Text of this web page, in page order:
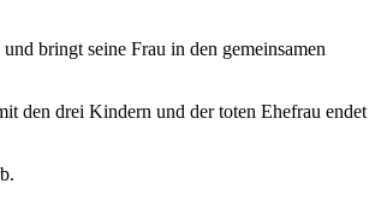
bringt seine Frau in den gemeinsamen
den drei Kindern und der toten Ehefrau endet